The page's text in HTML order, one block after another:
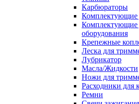
Карбюраторы
Комплектующие
Комплектующие
оборудования
Крепежные
Леска для
Лубрикатор
Масла/Жидкости
Ножи для
Расходники для
Ремни